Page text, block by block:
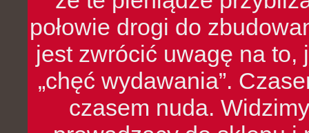
połowie drogi do
jest zwrócić uwagę na to,
„chęć wydawania”.
czasem nuda.